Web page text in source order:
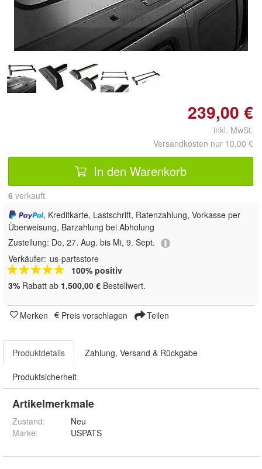
Doppelt antippen zum
vergrößern
239,00 €
inkl. MwSt.
Versandkosten nur 10,00 €
In den Warenkorb
6 verkauft
, Kreditkarte, Lastschrift, Ratenzahlung, Vorkasse per
Überweisung, Barzahlung bei Abholung
Zustellung: Do, 27. Aug. bis Mi, 9. Sept.
Verkäufer: us-partsstore
100% positiv
3% Rabatt ab 1.500,00 € Bestellwert.
Merken Preis vorschlagen Teilen
Produktdetails Zahlung, Versand & Rückgabe
Produktsicherheit
Artikelmerkmale
Zustand:
Neu
Marke:
USPATS